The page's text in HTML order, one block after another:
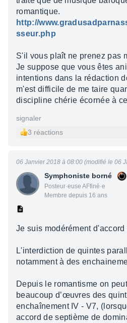
romantique.
http://
sseur.php
S'il vous plaît ne prenez pas
Je suppose que vous êtes
intentions dans la rédaction
m'est difficile de me taire
discipline chérie écornée à
signaler
3 réactions
Symphoniste borné
Posteur·euse AFfiné·e
Membre depuis 16 ans
06 Janvier 2018 à 08:00 (modifié le 06
Je suis modérément
L'interdiction de quintes
notamment à des
Depuis le romantisme on
beaucoup d’œuvres des
enchaînement IV - V7,
accord de septième de